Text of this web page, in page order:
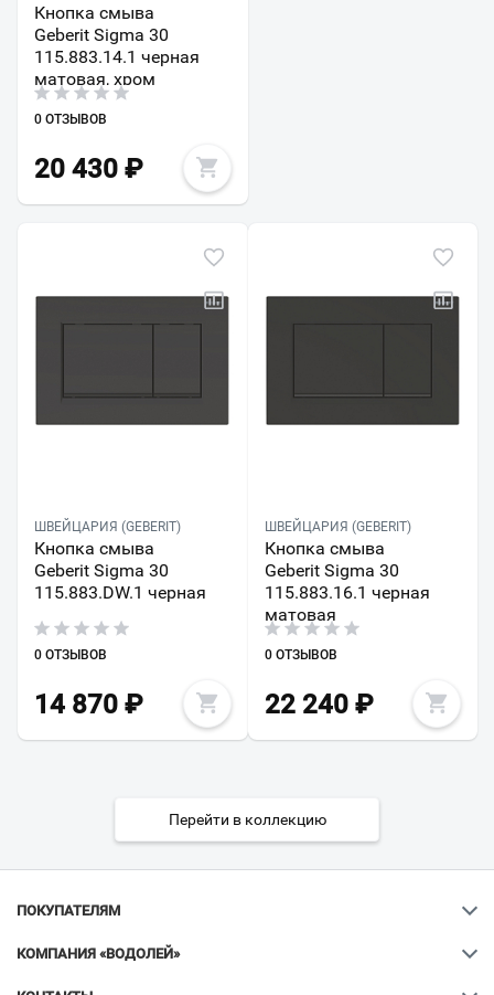
Кнопка смыва
Geberit Sigma 30
115.883.14.1 черная
матовая, хром
0 ОТЗЫВОВ
20 430 ₽
ШВЕЙЦАРИЯ (GEBERIT)
Кнопка смыва
Geberit Sigma 30
115.883.DW.1 черная
0 ОТЗЫВОВ
14 870 ₽
ШВЕЙЦАРИЯ (GEBERIT)
Кнопка смыва
Geberit Sigma 30
115.883.16.1 черная
матовая
0 ОТЗЫВОВ
22 240₽
Перейти в коллекцию
ПОКУПАТЕЛЯМ
КОМПАНИЯ «ВОДОЛЕЙ»